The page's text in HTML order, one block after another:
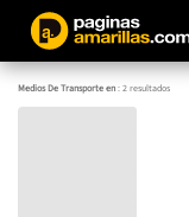
Medios De Transporte en:2resultados